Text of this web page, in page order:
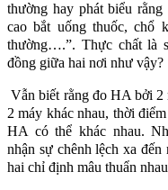
thường hay phát biểu
cao bắt uống thuốc,
thường….”. Thực chất là
đồng giữa hai nơi như vậy?
Vẫn biết rằng đo HA bởi 2
2 máy khác nhau, thời
HA có thể khác nhau.
nhận sự chênh lệch xa
hai chỉ định mâu thuẩn